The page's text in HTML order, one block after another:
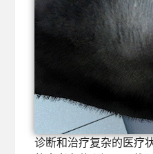
诊断和治疗复杂的医疗